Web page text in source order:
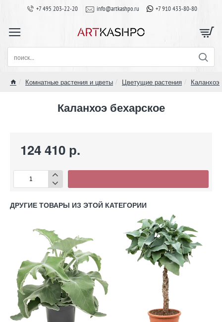
+7 495 203-22-20 info@artkashpo.ru +7 910 433-80-80
поиск...
Комнатные растения и цветы Цветущие растения Каланхоэ
Каланхоэ бехарское
124 410 р.
ДРУГИЕ ТОВАРЫ ИЗ ЭТОЙ КАТЕГОРИИ